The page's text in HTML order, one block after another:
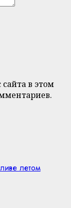
в этом
летом